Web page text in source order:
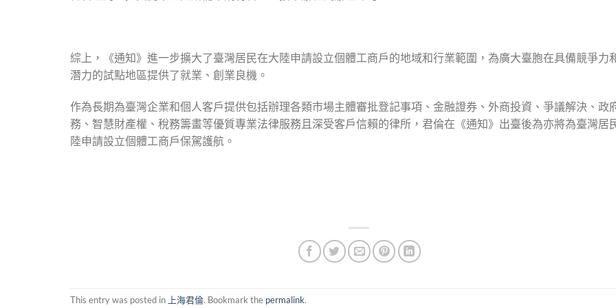
綜上，《通知》進一步擴大了臺灣居民在大陸申請設立個體工商戶的地域和行業範圍，為廣大臺胞在具備競爭力
潛力的試點地區提供了就業、創業良機。
作為長期為臺灣企業和個人客戶提供包括辦理各類市場主體審批登記事項、金融證券、外商投資、爭議解決、政
務、智慧財產權、稅務籌畫等優質專業法律服務且深受客戶信賴的律所，君倫在《通知》出臺後為亦將為臺灣居
陸申請設立個體工商戶保駕護航。
This entry was posted in 上海君倫. Bookmark the permalink.